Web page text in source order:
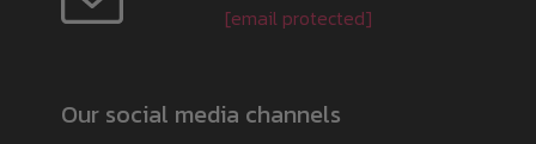
[email protected]
Our social media channels